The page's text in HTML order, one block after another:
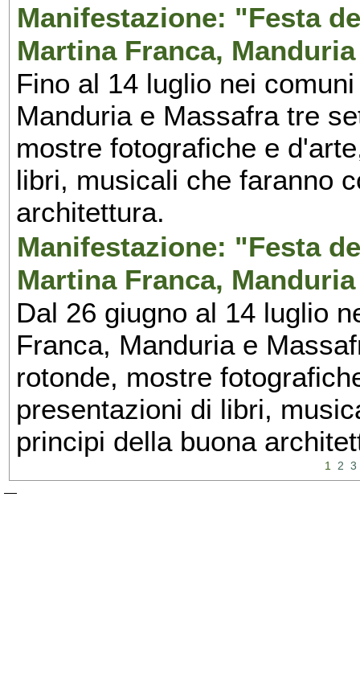
Manifestazione: "Festa
Martina Franca,
Fino al 14 luglio nei
Manduria e Massafra tre
mostre fotografiche e
libri, musicali che faranno
architettura.
Manifestazione: "Festa
Martina Franca,
Dal 26 giugno al 14 luglio
Franca, Manduria e
rotonde, mostre
presentazioni di libri,
principi della buona
1 2 3